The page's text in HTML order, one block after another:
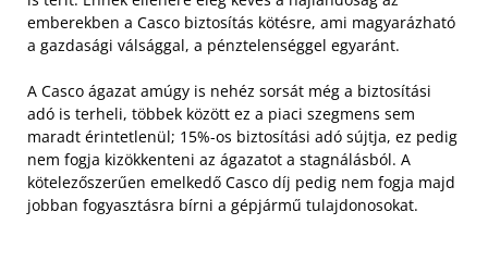
emberekben a Casco biztosítás kötésre, ami magyarázható
a gazdasági válsággal, a pénztelenséggel egyaránt.
A Casco ágazat amúgy is nehéz sorsát még a biztosítási
adó is terheli, többek között ez a piaci szegmens sem
maradt érintetlenül; 15%-os biztosítási adó sújtja, ez pedig
nem fogja kizökkenteni az ágazatot a stagnálásból. A
kötelezőszerűen emelkedő Casco díj pedig nem fogja majd
jobban fogyasztásra bírni a gépjármű tulajdonosokat.